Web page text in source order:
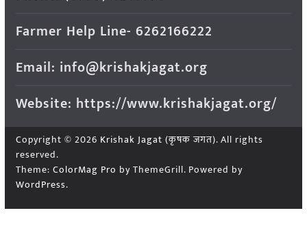
Farmer Help Line- 6262166222
Email: info@krishakjagat.org
Website: https://www.krishakjagat.org/
Copyright © 2026 Krishak Jagat (कृषक जगत). All rights
reserved.
Theme: ColorMag Pro by ThemeGrill. Powered by
WordPress.